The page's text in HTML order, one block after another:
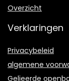
Overzicht
Verklaringen
Privacybeleid
algemene
Gelieerde